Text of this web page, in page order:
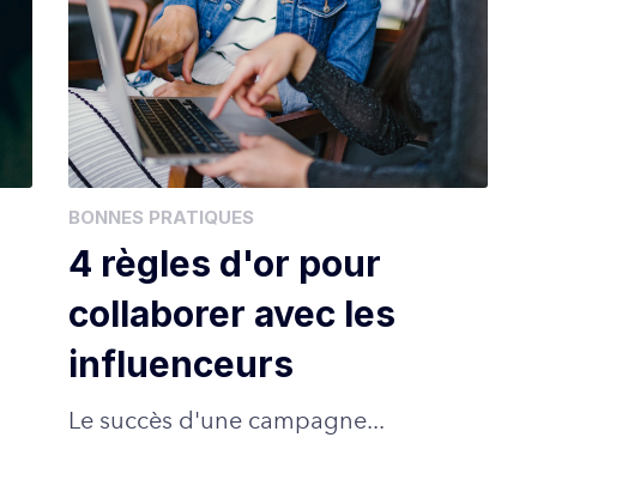
BONNES PRATIQUES
4 règles d'or pour
collaborer avec les
influenceurs
Le succès d'une campagne...